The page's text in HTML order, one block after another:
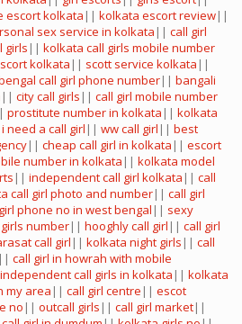
escort kolkata || kolkata escort review||
sex service in kolkata || call girl
girls || kolkata call girls mobile number
kolkata || scott service kolkata ||
call girl phone number|| bangali
|| city call girls || call girl mobile number
prostitute number in kolkata || kolkata
i need a call girl || ww call girl || best
|| cheap call girl in kolkata || escort
number in kolkata || kolkata model
|| independent call girl kolkata || call
call girl photo and number|| call girl
phone no in west bengal || sexy
number|| hooghly call girl || call girl
call girl || kolkata night girls || call
|| call girl in howrah with mobile
independent call girls in kolkata || kolkata
my area || call girl centre || escot
no || outcall girls || call girl market||